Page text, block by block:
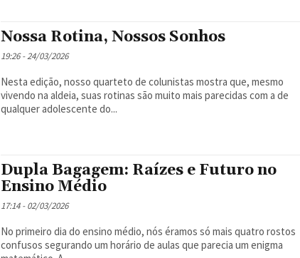
Nossa Rotina, Nossos Sonhos
19:26 - 24/03/2026
Nesta edição, nosso quarteto de colunistas mostra que, mesmo
vivendo na aldeia, suas rotinas são muito mais parecidas com a de
qualquer adolescente do...
Dupla Bagagem: Raízes e Futuro no
Ensino Médio
17:14 - 02/03/2026
No primeiro dia do ensino médio, nós éramos só mais quatro rostos
confusos segurando um horário de aulas que parecia um enigma